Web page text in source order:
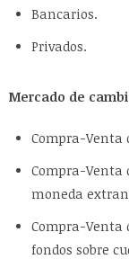
Bancarios.
Privados.
Mercado de
Compra-Venta
Compra-Venta
moneda
Compra-Venta
fondos sobre